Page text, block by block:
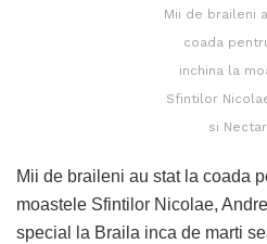
Mii de braileni
coada
inchina la
Sfintilor
si
Mii de braileni au stat la coada
moastele Sfintilor Nicolae,
special la Braila inca de marti